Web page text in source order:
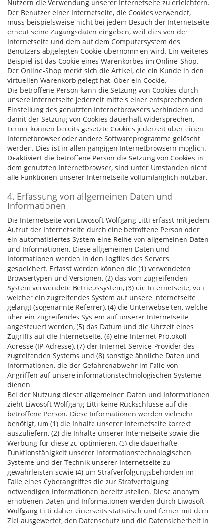
Nutzern die Verwendung unserer Internetseite zu erleichtern.
Der Benutzer einer Internetseite, die Cookies verwendet,
muss beispielsweise nicht bei jedem Besuch der Internetseite
erneut seine Zugangsdaten eingeben, weil dies von der
Internetseite und dem auf dem Computersystem des
Benutzers abgelegten Cookie übernommen wird. Ein weiteres
Beispiel ist das Cookie eines Warenkorbes im Online-Shop.
Der Online-Shop merkt sich die Artikel, die ein Kunde in den
virtuellen Warenkorb gelegt hat, über ein Cookie.
Die betroffene Person kann die Setzung von Cookies durch
unsere Internetseite jederzeit mittels einer entsprechenden
Einstellung des genutzten Internetbrowsers verhindern und
damit der Setzung von Cookies dauerhaft widersprechen.
Ferner können bereits gesetzte Cookies jederzeit über einen
Internetbrowser oder andere Softwareprogramme gelöscht
werden. Dies ist in allen gängigen Internetbrowsern möglich.
Deaktiviert die betroffene Person die Setzung von Cookies in
dem genutzten Internetbrowser, sind unter Umständen nicht
alle Funktionen unserer Internetseite vollumfänglich nutzbar.
4. Erfassung von allgemeinen Daten und
Informationen
Die Internetseite von Liwosoft Wolfgang Litti erfasst mit jedem
Aufruf der Internetseite durch eine betroffene Person oder
ein automatisiertes System eine Reihe von allgemeinen Daten
und Informationen. Diese allgemeinen Daten und
Informationen werden in den Logfiles des Servers
gespeichert. Erfasst werden können die (1) verwendeten
Browsertypen und Versionen, (2) das vom zugreifenden
System verwendete Betriebssystem, (3) die Internetseite, von
welcher ein zugreifendes System auf unsere Internetseite
gelangt (sogenannte Referrer), (4) die Unterwebseiten, welche
über ein zugreifendes System auf unserer Internetseite
angesteuert werden, (5) das Datum und die Uhrzeit eines
Zugriffs auf die Internetseite, (6) eine Internet-Protokoll-
Adresse (IP-Adresse), (7) der Internet-Service-Provider des
zugreifenden Systems und (8) sonstige ähnliche Daten und
Informationen, die der Gefahrenabwehr im Falle von
Angriffen auf unsere informationstechnologischen Systeme
dienen.
Bei der Nutzung dieser allgemeinen Daten und Informationen
zieht Liwosoft Wolfgang Litti keine Rückschlüsse auf die
betroffene Person. Diese Informationen werden vielmehr
benötigt, um (1) die Inhalte unserer Internetseite korrekt
auszuliefern, (2) die Inhalte unserer Internetseite sowie die
Werbung für diese zu optimieren, (3) die dauerhafte
Funktionsfähigkeit unserer informationstechnologischen
Systeme und der Technik unserer Internetseite zu
gewährleisten sowie (4) um Strafverfolgungsbehörden im
Falle eines Cyberangriffes die zur Strafverfolgung
notwendigen Informationen bereitzustellen. Diese anonym
erhobenen Daten und Informationen werden durch Liwosoft
Wolfgang Litti daher einerseits statistisch und ferner mit dem
Ziel ausgewertet, den Datenschutz und die Datensicherheit in